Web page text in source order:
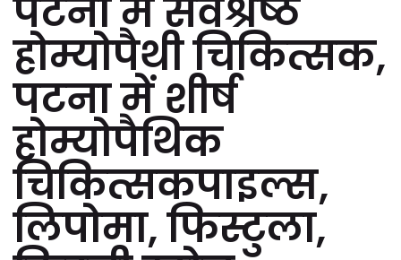
पटना में सर्वश्रेष्ठ
होम्योपैथी चिकित्सक,
पटना में शीर्ष
होम्योपैथिक
चिकित्सकपाइल्स,
लिपोमा, फिस्टुला,